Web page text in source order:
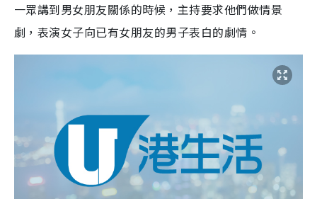
一眾講到男女朋友關係的時候，主持要求他們做情景
劇，表演女子向已有女朋友的男子表白的劇情。